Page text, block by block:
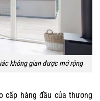
không gian được mở rộng
cấp hàng đầu của thương